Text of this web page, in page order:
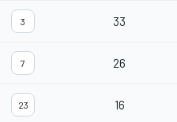
3 33
7 26
23 16